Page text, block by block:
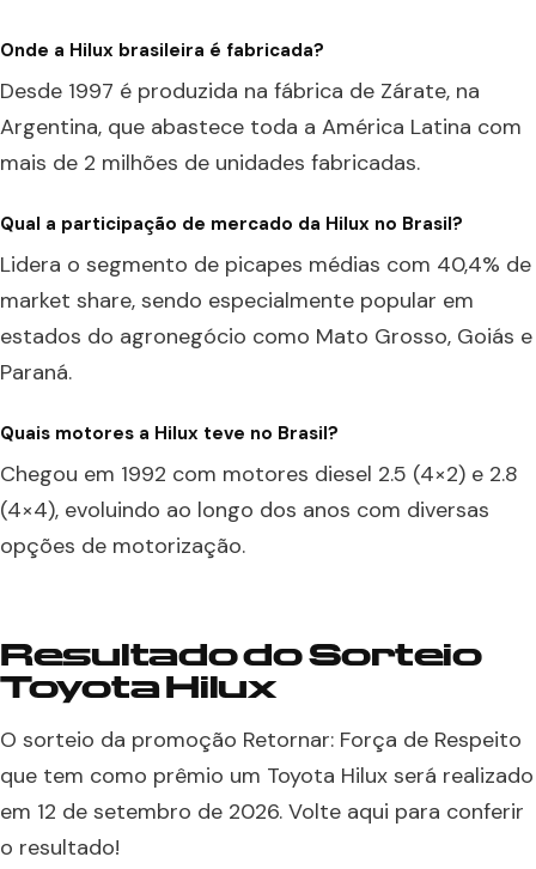
Onde a Hilux brasileira é fabricada?
Desde 1997 é produzida na fábrica de Zárate, na
Argentina, que abastece toda a América Latina com
mais de 2 milhões de unidades fabricadas.
Qual a participação de mercado da Hilux no Brasil?
Lidera o segmento de picapes médias com 40,4% de
market share, sendo especialmente popular em
estados do agronegócio como Mato Grosso, Goiás e
Paraná.
Quais motores a Hilux teve no Brasil?
Chegou em 1992 com motores diesel 2.5 (4×2) e 2.8
(4×4), evoluindo ao longo dos anos com diversas
opções de motorização.
Resultado do Sorteio
Toyota Hilux
O sorteio da promoção Retornar: Força de Respeito
que tem como prêmio um Toyota Hilux será realizado
em 12 de setembro de 2026. Volte aqui para conferir
o resultado!